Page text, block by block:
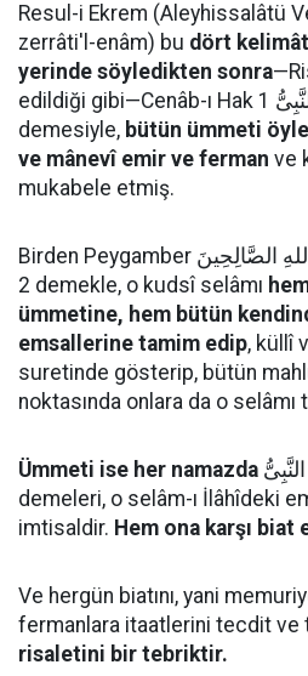
Resul-i Ekrem (Aleyhissalâtü
zerrâti'l-enâm) bu dört
yerinde söyledikten sonra
edildiği gibi—Cenâb-ı Hak اَلسَّلاَمُ عَلَيْكَ اَيُّهَا النَّبِىُّ 1
demesiyle, bütün ümmeti
ve mânevî emir ve ferman ve
mukabele etmiş.
Birden Peygamber اَلسَّلاَمُ عَلَيْنَا وَعَلٰى عِبَادِ اللهِ الصَّالِحِينَ
2 demekle, o kudsî selâmı
ümmetine, hem bütün
emsallerine tamim edip, küllî
suretinde gösterip, bütün
noktasında onlara da o
Ümmeti ise her namazda
demeleri, o selâm-ı İlâhîdeki
imtisaldir. Hem ona karşı biat
Ve hergün biatını, yani
fermanlara itaatlerini tecdit ve
risaletini bir tebriktir.